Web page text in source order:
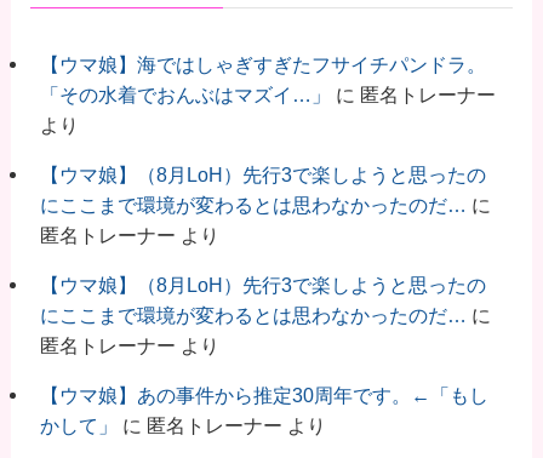
【ウマ娘】海ではしゃぎすぎたフサイチパンドラ。
「その水着でおんぶはマズイ…」
に 匿名トレーナー
より
【ウマ娘】（8月LoH）先行3で楽しようと思ったの
にここまで環境が変わるとは思わなかったのだ… に
匿名トレーナー より
【ウマ娘】（8月LoH）先行3で楽しようと思ったの
にここまで環境が変わるとは思わなかったのだ… に
匿名トレーナー より
【ウマ娘】あの事件から推定30周年です。←「もし
かして」
に 匿名トレーナー より